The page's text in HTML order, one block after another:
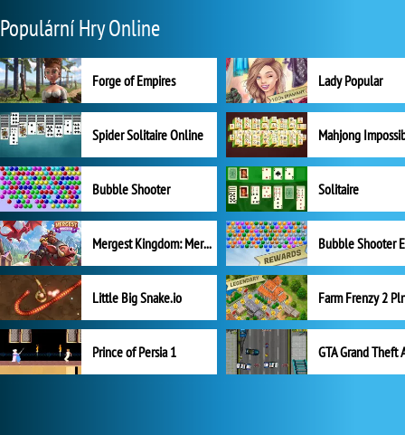
Populární Hry Online
Forge of Empires Lady Popular
Spider Solitaire Online Mahjong
Bubble Shooter Solitaire
Mergest Kingdom: Merge Puzzle
Little Big Snake.io
Prince of Persia 1 GTA Grand Theft